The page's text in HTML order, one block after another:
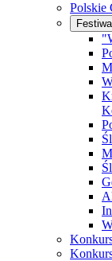
Polskie